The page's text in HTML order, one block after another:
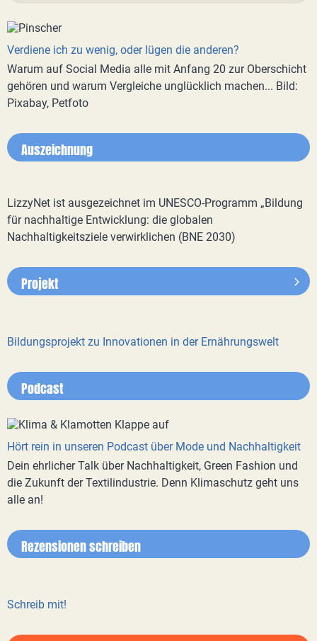
Verdiene ich zu wenig, oder lügen die anderen?
Warum auf Social Media alle mit Anfang 20 zur Oberschicht
gehören und warum Vergleiche unglücklich machen... Bild:
Pixabay, Petfoto
Auszeichnung
LizzyNet ist ausgezeichnet im UNESCO-Programm „Bildung
für nachhaltige Entwicklung: die globalen
Nachhaltigkeitsziele verwirklichen (BNE 2030)
Projekt
Bildungsprojekt zu Innovationen in der Ernährungswelt
Podcast
Hört rein in unseren Podcast über Mode und Nachhaltigkeit
Dein ehrlicher Talk über Nachhaltigkeit, Green Fashion und
die Zukunft der Textilindustrie. Denn Klimaschutz geht uns
alle an!
Rezensionen schreiben
Schreib mit!